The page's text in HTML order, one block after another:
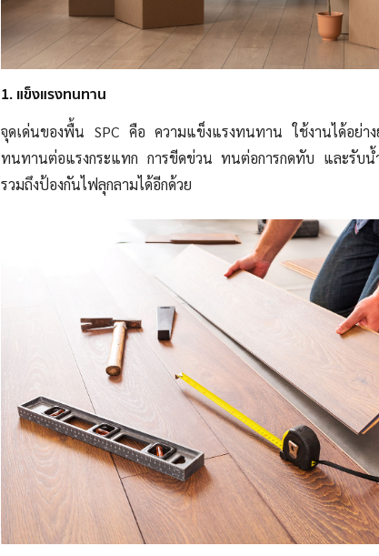
1. แข็งแรงทนทาน
จุดเด่นของพื้น SPC คือ ความแข็งแรงทนทาน ใช้งานได้อย่าง
ทนทานต่อแรงกระแทก การขีดข่วน ทนต่อการกดทับ และรับน้
รวมถึงป้องกันไฟลุกลามได้อีกด้วย